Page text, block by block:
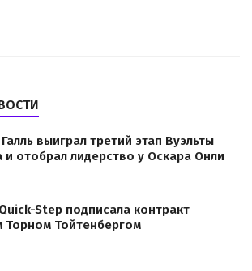
выиграл третий этап Вуэльты
и отобрал лидерство у Оскара Онли
Step подписала контракт
Торном Тойтенбергом